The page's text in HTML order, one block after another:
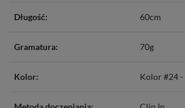
Długość: 60cm
Gramatura: 70g
Kolor: Kolor #24